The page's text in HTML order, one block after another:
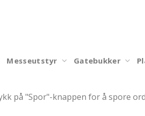
Messeutstyr Gatebukker
på "Spor"-knappen for å spore